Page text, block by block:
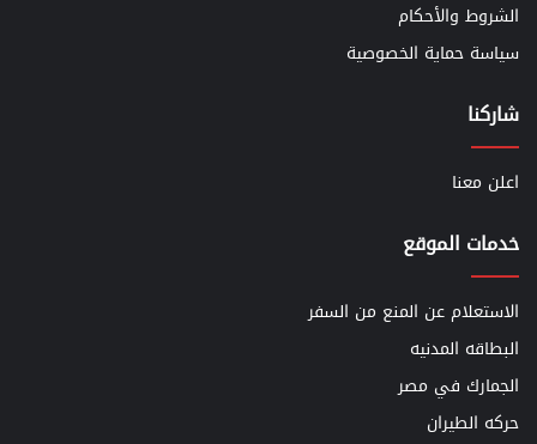
الشروط والأحكام
سياسة حماية الخصوصية
شاركنا
اعلن معنا
خدمات الموقع
الاستعلام عن المنع من السفر
البطاقه المدنيه
الجمارك في مصر
حركه الطيران